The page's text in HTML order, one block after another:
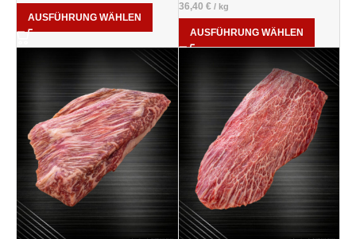
AUSFÜHRUNG WÄHLEN
36,40 € / kg
AUSFÜHRUNG WÄHLEN